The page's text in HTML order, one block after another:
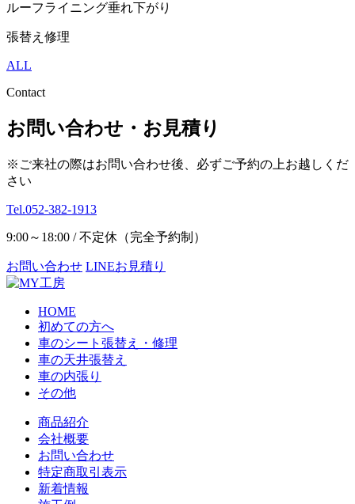
ルーフライニング垂れ下がり
張替え修理
ALL
Contact
お問い合わせ・お見積り
※ご来社の際はお問い合わせ後、必ずご予約の上お越しくだ
さい
Tel.052-382-1913
9:00～18:00 / 不定休（完全予約制）
お問い合わせ LINEお見積り
HOME
初めての方へ
車のシート張替え・修理
車の天井張替え
車の内張り
その他
商品紹介
会社概要
お問い合わせ
特定商取引表示
新着情報